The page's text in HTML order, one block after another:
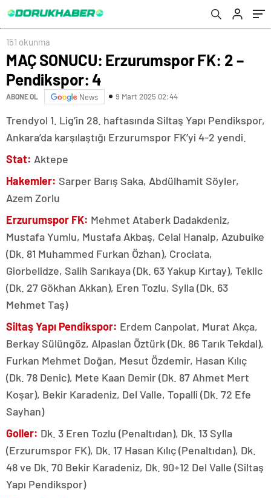
151 okunma
MAÇ SONUCU: Erzurumspor FK: 2 –
Pendikspor: 4
ABONE OL News 9 Mart 2025 02:44
Trendyol 1. Lig’in 28. haftasında Siltaş Yapı Pendikspor,
Ankara’da karşılaştığı Erzurumspor FK’yi 4-2 yendi.
Stat: Aktepe
Hakemler: Sarper Barış Saka, Abdülhamit Söyler,
Azem Zorlu
Erzurumspor FK: Mehmet Ataberk Dadakdeniz,
Mustafa Yumlu, Mustafa Akbaş, Celal Hanalp, Azubuike
(Dk. 81 Muhammed Furkan Özhan), Crociata,
Giorbelidze, Salih Sarıkaya (Dk. 63 Yakup Kırtay), Teklic
(Dk. 27 Gökhan Akkan), Eren Tozlu, Sylla (Dk. 63
Mehmet Taş)
Siltaş Yapı Pendikspor: Erdem Canpolat, Murat Akça,
Berkay Sülüngöz, Alpaslan Öztürk (Dk. 86 Tarık Tekdal),
Furkan Mehmet Doğan, Mesut Özdemir, Hasan Kılıç
(Dk. 78 Denic), Mete Kaan Demir (Dk. 87 Ahmet Mert
Koşar), Bekir Karadeniz, Del Valle, Topalli (Dk. 72 Efe
Sayhan)
Goller: Dk. 3 Eren Tozlu (Penaltıdan), Dk. 13 Sylla
(Erzurumspor FK), Dk. 17 Hasan Kılıç (Penaltıdan), Dk.
48 ve Dk. 70 Bekir Karadeniz, Dk. 90+12 Del Valle (Siltaş
Yapı Pendikspor)